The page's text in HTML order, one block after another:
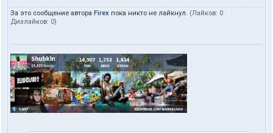
За это сообщение автора Firex пока никто не лайкнул. (Лайков: 0 ·
Дизлайков: 0)